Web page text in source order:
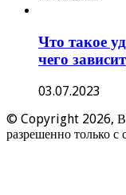
Что такое
чего зависит
03.07.2023
© Copyright 2026,
разрешенно только с